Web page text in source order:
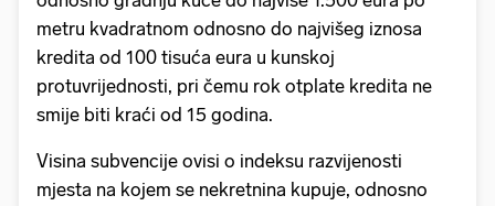
metru kvadratnom odnosno do najvišeg iznosa
kredita od 100 tisuća eura u kunskoj
protuvrijednosti, pri čemu rok otplate kredita ne
smije biti kraći od 15 godina.
Visina subvencije ovisi o indeksu razvijenosti
mjesta na kojem se nekretnina kupuje, odnosno